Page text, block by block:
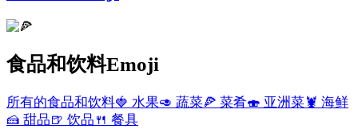
食品和饮料Emoji
所有的食品和饮料🍓 水果🥑 蔬菜🍕 菜肴🍣 亚洲菜🦞 海鲜
🍰 甜品🍺 饮品 🍴 餐具